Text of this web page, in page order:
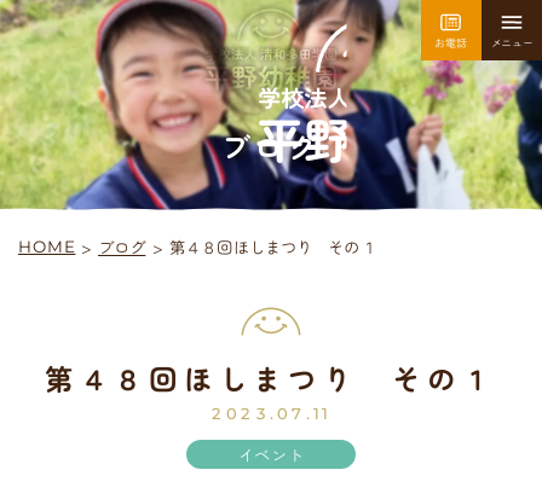
園について 園での生活
平 野 幼 稚
入園案内
お電話 メニュー
ブログ
HOME > ブログ > 第４８回ほしまつり その１
第４８回ほしまつり その１
2023.07.11
イベント